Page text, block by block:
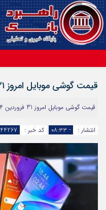
قیمت گوشی موبایل امروز ۳۱ فروردین ۱۴۰۴ + جدول
قیمت گوشی موبایل امروز 31 فروردین ۱۴۰۴ در بازار اعلام شد.
انتشار : - ۰۸:۳۳ کد خبر : 44267